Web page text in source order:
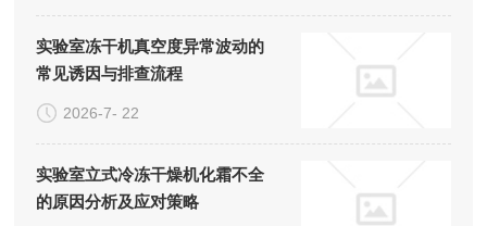
实验室冻干机真空度异常波动的
常见诱因与排查流程
2026-7- 22
实验室立式冷冻干燥机化霜不全
的原因分析及应对策略